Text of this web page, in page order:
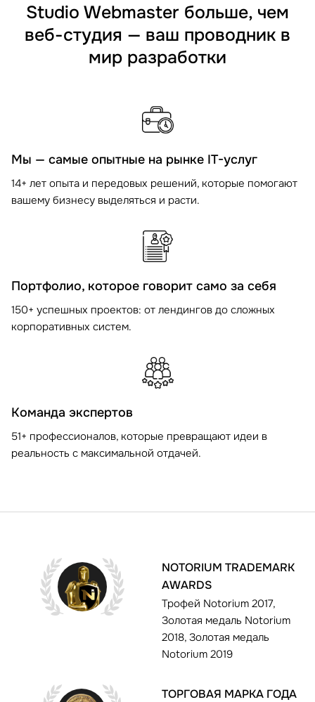
Studio Webmaster больше, чем
веб-студия — ваш проводник в
мир разработки
Мы — самые опытные на рынке IT-услуг
14+ лет опыта и передовых решений, которые помогают
вашему бизнесу выделяться и расти.
Портфолио, которое говорит само за себя
150+ успешных проектов: от лендингов до сложных
корпоративных систем.
Команда экспертов
51+ профессионалов, которые превращают идеи в
реальность с максимальной отдачей.
NOTORIUM TRADEMARK
AWARDS
Трофей Notorium 2017,
Золотая медаль Notorium
2018, Золотая медаль
Notorium 2019
ТОРГОВАЯ МАРКА ГОДА